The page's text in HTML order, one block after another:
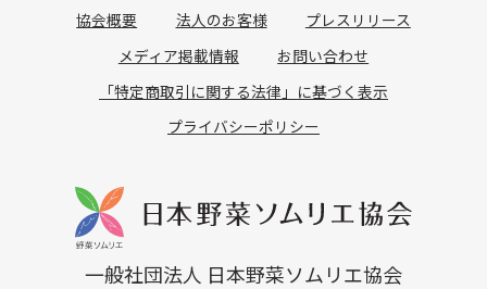
協会概要 法人のお客様
プレスリリース
メディア掲載情報
お問い合わせ
「特定商取引に関する法律」に基づく表示
プライバシーポリシー
一般社団法人 日本野菜ソムリエ協会